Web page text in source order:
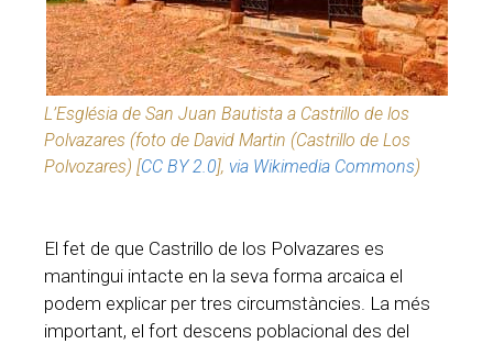
L’Església de San Juan Bautista a Castrillo de los
Polvazares (foto de David Martin (Castrillo de Los
Polvozares) [CC BY 2.0], via Wikimedia Commons)
El fet de que Castrillo de los Polvazares es
mantingui intacte en la seva forma arcaica el
podem explicar per tres circumstàncies. La més
important, el fort descens poblacional des del